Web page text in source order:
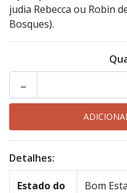
judia Rebecca ou Robin
Bosques).
-
Detalhes:
Estado do
Bom